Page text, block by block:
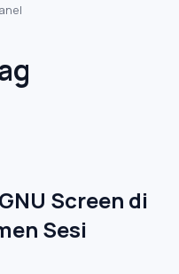
Screen di
Sesi